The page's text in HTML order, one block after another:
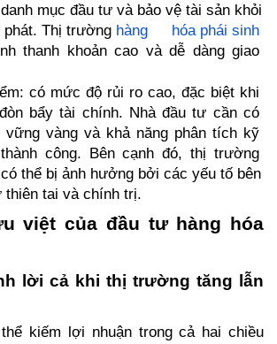
mục đầu tư và bảo vệ tài sản khỏi
phát. Thị trường hàng     hóa phái sinh
thanh khoản cao và dễ dàng giao
có mức độ rủi ro cao, đặc biệt khi
bẩy tài chính. Nhà đầu tư cần có
vững vàng và khả năng phân tích kỹ
công. Bên cạnh đó, thị trường
thể bị ảnh hưởng bởi các yếu tố bên
thiên tai và chính trị.
việt của đầu tư hàng hóa
lời cả khi thị trường tăng lẫn
kiếm lợi nhuận trong cả hai chiều